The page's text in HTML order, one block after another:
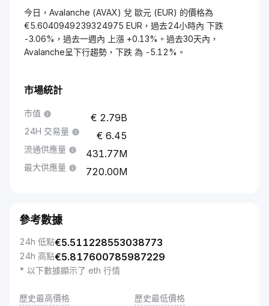
今日，Avalanche (AVAX) 兌 歐元 (EUR) 的價格為
€5.6040949239324975 EUR，過去24小時內 下跌
-3.06%，過去一週內 上漲 +0.13%。過去30天內，
Avalanche呈下行趨勢，下跌 為 -5.12%。
市場統計
市值 2.79B
24H 交易量 6.45
流通供應量 431.77M
最大供應量 720.00M
參考數據
24h 低點€5.511228553038773
24h 高點€5.817600785987229
* 以下數據顯示了 eth 行情
歷史最高價格 歷史最低價格